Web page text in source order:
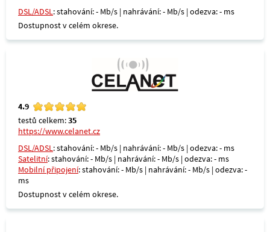
DSL/ADSL: stahování: - Mb/s | nahrávání: - Mb/s | odezva: - ms
Dostupnost v celém okrese.
4.9
testů celkem:35
https://www.celanet.cz
DSL/ADSL: stahování: - Mb/s | nahrávání: - Mb/s | odezva: - ms
Satelitní: stahování: - Mb/s | nahrávání: - Mb/s | odezva: - ms
Mobilní připojení: stahování: - Mb/s | nahrávání: - Mb/s | odezva: -
ms
Dostupnost v celém okrese.